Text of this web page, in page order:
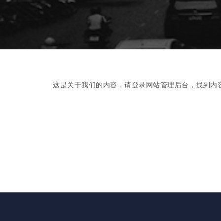
这是关于我们的内容，请登录网站管理后台，找到内